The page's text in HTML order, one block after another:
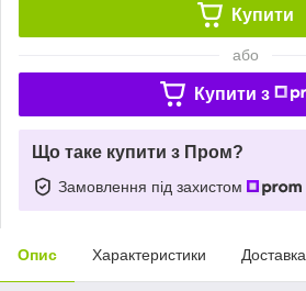
Купити
або
Купити з
Що таке купити з Пром?
Замовлення під захистом
Опис Характеристики Доставка